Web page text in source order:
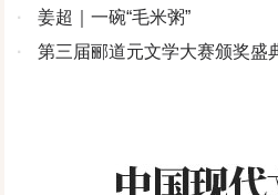
·
姜超｜一碗“毛米粥”
·
第三届郦道元文学大赛颁奖盛